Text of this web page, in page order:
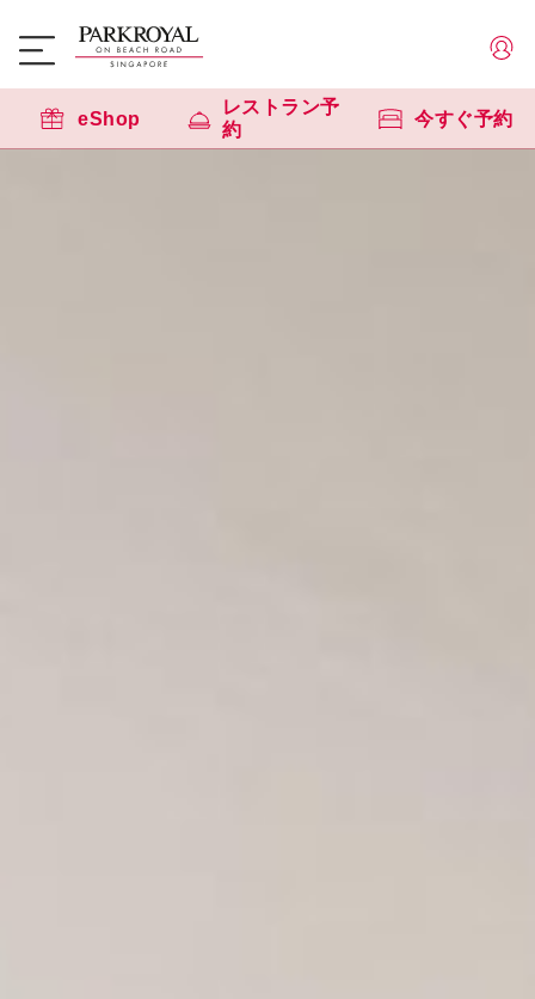
eShop
レストラン予
約
今すぐ予約